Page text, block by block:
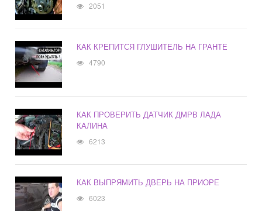
2051
КАК КРЕПИТСЯ ГЛУШИТЕЛЬ НА ГРАНТЕ
4790
КАК ПРОВЕРИТЬ ДАТЧИК ДМРВ ЛАДА
КАЛИНА
6213
КАК ВЫПРЯМИТЬ ДВЕРЬ НА ПРИОРЕ
6023